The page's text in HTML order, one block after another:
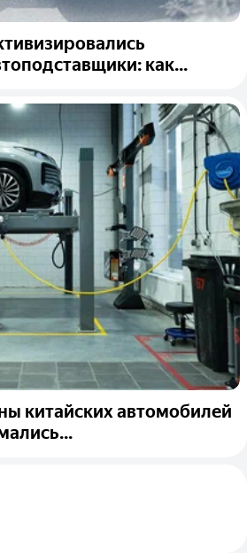
как...
китайских автомобилей